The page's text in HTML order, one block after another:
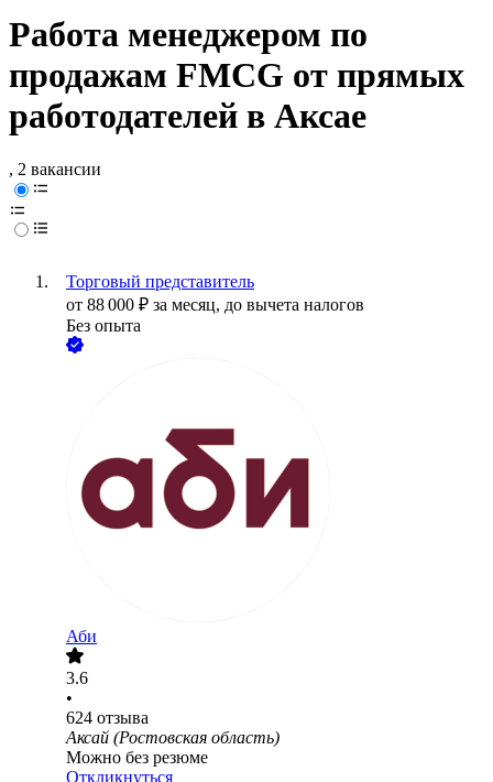
Работа менеджером по
продажам FMCG от прямых
работодателей в Аксае
, 2 вакансии
Торговый представитель
от 88 000 ₽ за месяц, до вычета налогов
Без опыта
Аби
3.6
•
624 отзыва
Аксай (Ростовская область)
Можно без резюме
Откликнуться